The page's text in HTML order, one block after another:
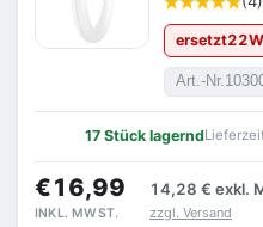
ersetzt22W
Art.-Nr.
17 Stück lagernd
€16,99 14,28 € exkl.
INKL. MWST. zzgl. Versand